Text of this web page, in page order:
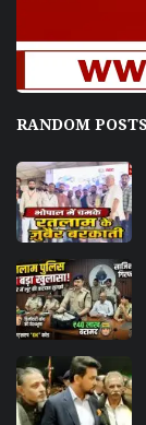
RANDOM POSTS